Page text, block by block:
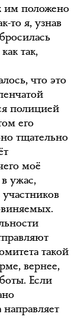
им положено
то я, узнав
так,
что это
полицией
его
тщательно
моё
ужас,
такой
вернее,
Если